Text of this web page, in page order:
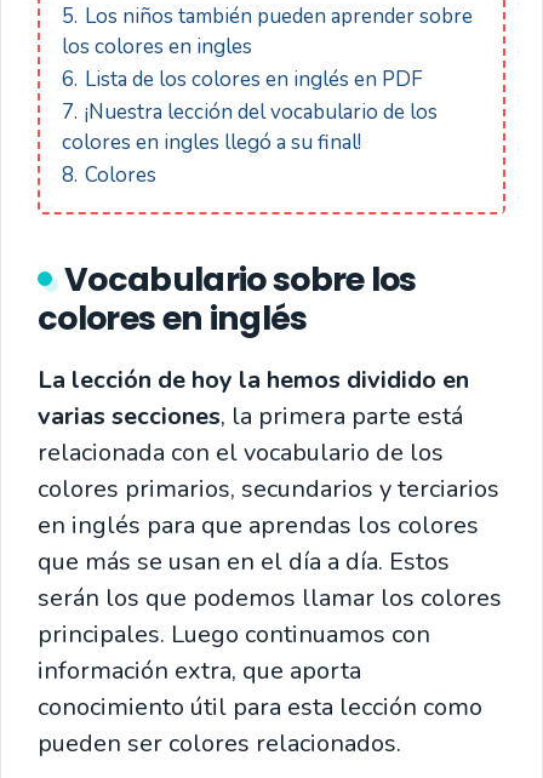
5. Los niños también pueden aprender sobre
los colores en ingles
6. Lista de los colores en inglés en PDF
7. ¡Nuestra lección del vocabulario de los
colores en ingles llegó a su final!
8. Colores
Vocabulario sobre los
colores en inglés
La lección de hoy la hemos dividido en
varias secciones, la primera parte está
relacionada con el vocabulario de los
colores primarios, secundarios y terciarios
en inglés para que aprendas los colores
que más se usan en el día a día. Estos
serán los que podemos llamar los colores
principales. Luego continuamos con
información extra, que aporta
conocimiento útil para esta lección como
pueden ser colores relacionados.